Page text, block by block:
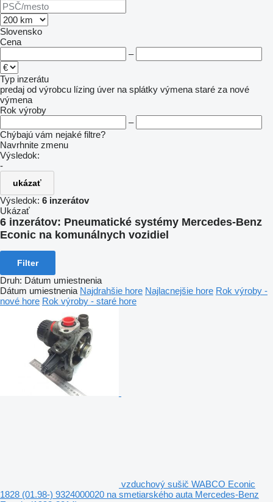
Slovensko
Cena
–
Typ inzerátu
predaj od výrobcu lízing úver na splátky výmena staré za nové
výmena
Rok výroby
–
Chýbajú vám nejaké filtre?
Navrhnite zmenu
Výsledok:
-
ukázať
Výsledok: 6 inzerátov
Ukázať
6 inzerátov: Pneumatické systémy Mercedes-Benz
Econic na komunálnych vozidiel
Filter
Druh: Dátum umiestnenia
Dátum umiestnenia Najdrahšie hore Najlacnejšie hore Rok výroby -
nové hore Rok výroby - staré hore
vzduchový sušič WABCO Econic
1828 (01.98-) 9324000020 na smetiarského auta Mercedes-Benz